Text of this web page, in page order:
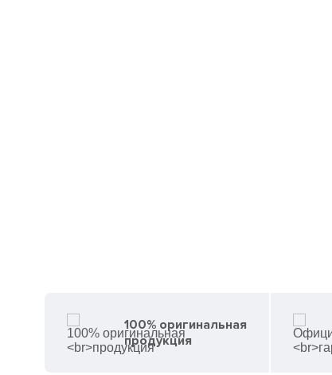
100% оригинальная
продукция